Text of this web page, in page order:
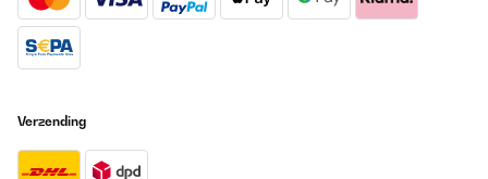
Verzending